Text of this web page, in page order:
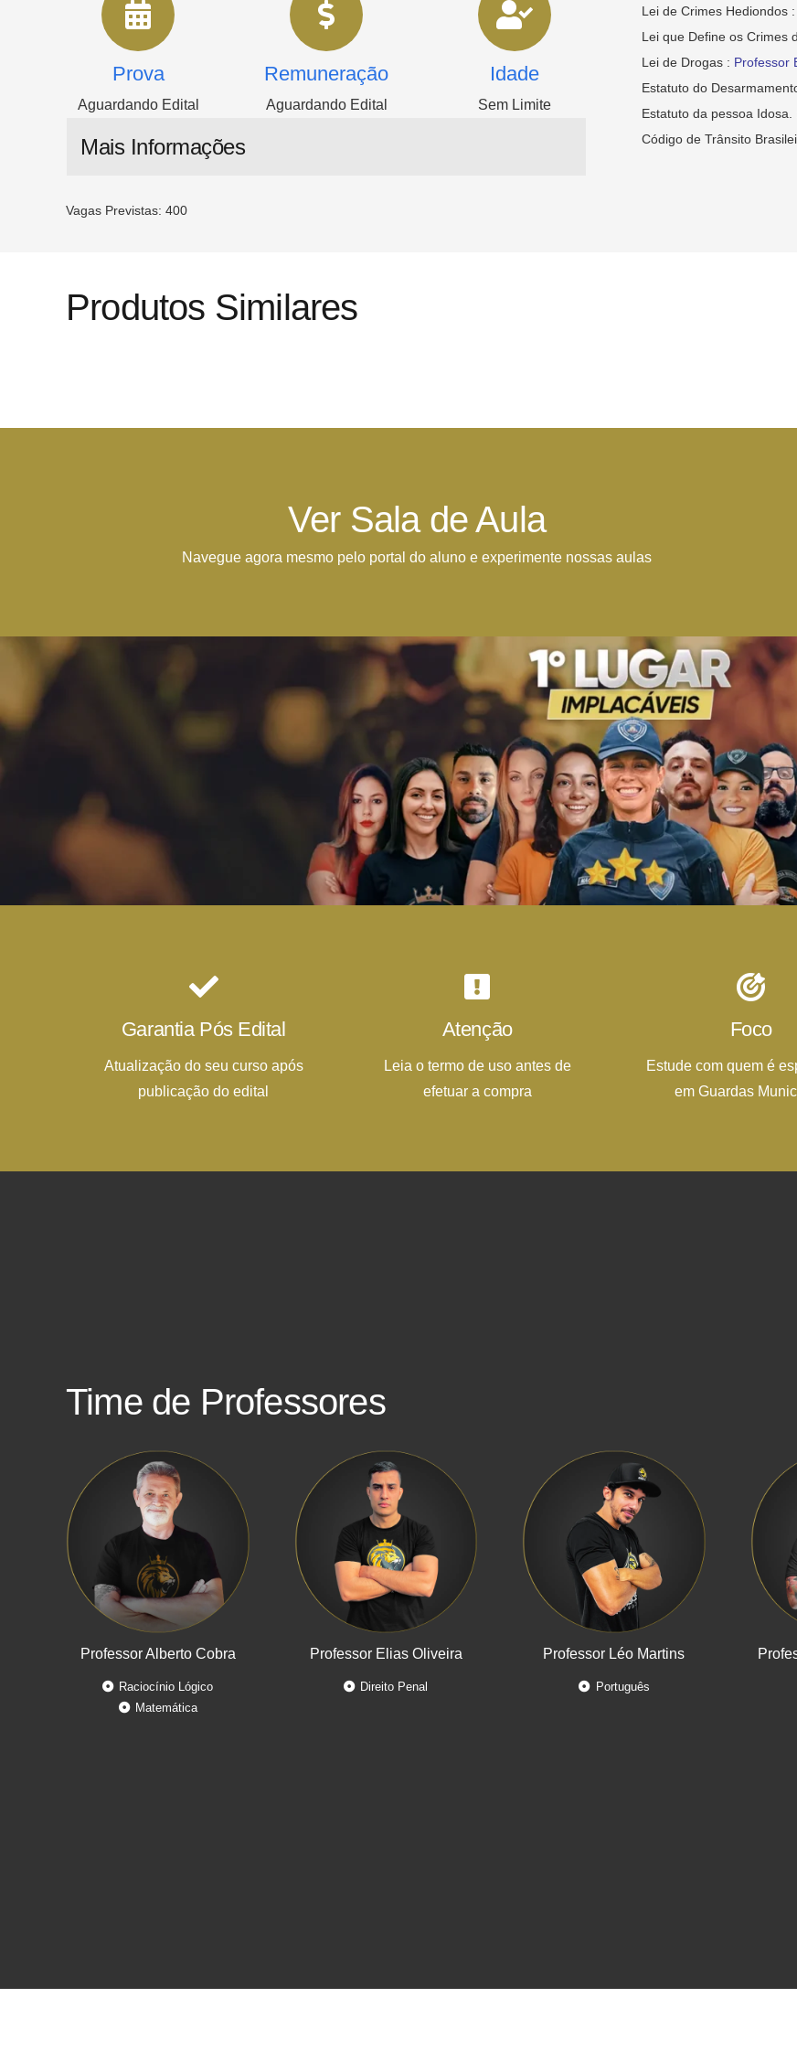
Prova
Aguardando Edital
Remuneração
Aguardando Edital
Idade
Sem Limite
Mais Informações
Vagas Previstas: 400
Lei de Crimes Hediondos :
Lei que Define os Crimes
Lei de Drogas : Professor
Estatuto do
Estatuto da pessoa Idosa.
Código de Trânsito
Produtos Similares
Ver Sala de Aula
Navegue agora mesmo pelo portal do aluno e experimente nossas aulas
Garantia Pós Edital
Atualização do seu curso após
publicação do edital
Atenção
Leia o termo de uso antes de
efetuar a compra
Foco
Estude com quem é
em Guardas
Time de Professores
Professor Alberto Cobra
Raciocínio Lógico
Matemática
Professor Elias Oliveira
Direito Penal
Professor Léo Martins
Português